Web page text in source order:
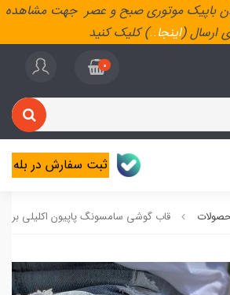
باپیک موتوری صبح و عصر جهت مشاهده
ارسال (اینجا..) کلیک کنید
0
ثبت سفارش در بله
قاب گوشی سامسونگ پاپیون اکلیلی